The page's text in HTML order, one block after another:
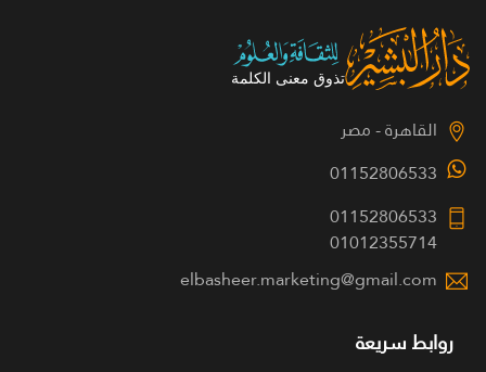
القاهرة - مصر
01152806533
01152806533
01012355714
elbasheer.marketing@gmail.com
روابط سريعة